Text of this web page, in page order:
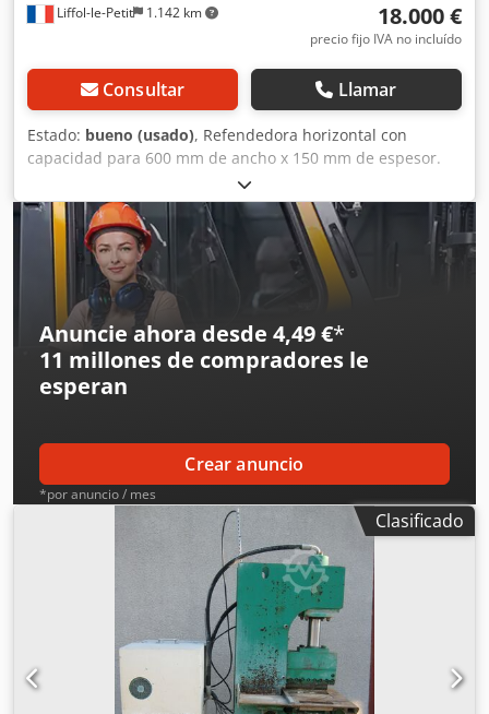
Liffol-le-Petit 1.142 km 18.000 €
precio fijo IVA no incluído
Consultar Llamar
Estado: bueno (usado), Refendedora horizontal con
capacidad para 600 mm de ancho x 150 mm de espesor.
En buen estado de funcionamiento. Máquina desmontada
y cargada en camión. Visible en funcionamiento. Contacto
por teléfono en francés, por correo electrónico en su
idioma. Dsdpfx Ajxb D D Hjl Nokr
Anuncie ahora desde 4,49 €*
11 millones de compradores le
esperan
Crear anuncio
*por anuncio / mes
Clasificado